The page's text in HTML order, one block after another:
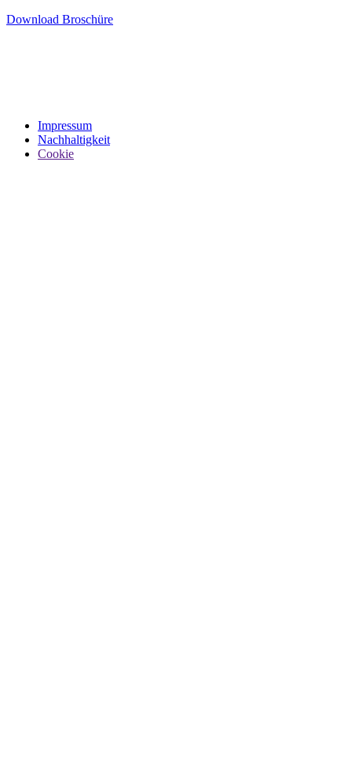
Download Broschüre
Impressum
Nachhaltigkeit
Cookie